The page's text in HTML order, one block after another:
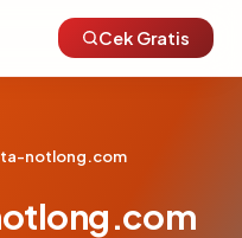
Cek Gratis
notlong.com